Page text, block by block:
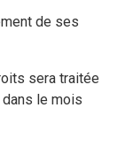
de ses
sera traitée
le mois